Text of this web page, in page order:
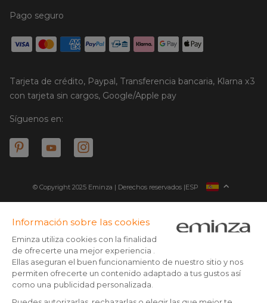
Pago seguro
Tarjeta de crédito, Paypal, Transferencia bancaria, Klarna x3
con tarjeta sin cargos, Google/Apple pay
Síguenos en:
© Copyright 2025 Eminza | Derechos reservados |
FRANCIA
ALEMANIA
SUIZA
DANMARK
ESP
* Tienes 30 días (a patir de la recepción o recogida de tu
paquete) para devolver los productos y ser reembolsado.
Excepto los paquetes voluminosos
** Todos los pedidos realizados antes de las 14:00 h son enviados
el mismo día